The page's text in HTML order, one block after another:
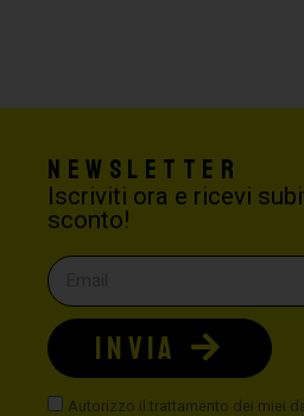
Newsletter
Iscriviti ora e ricevi
sconto!
Autorizzo il trattamento dei miei
INVIA